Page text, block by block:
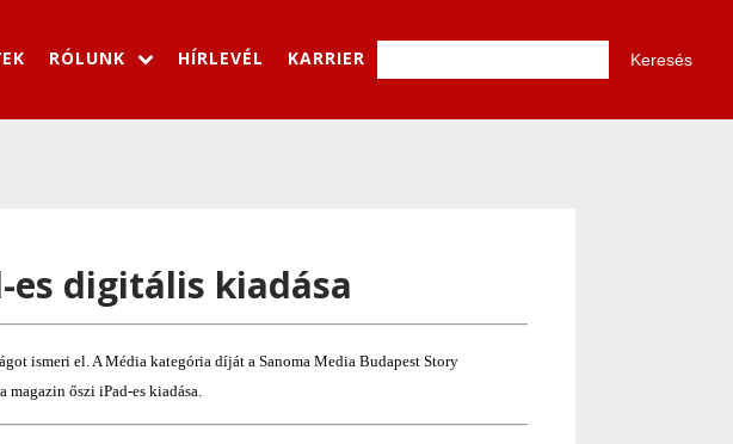
RÓLUNK HÍRLEVÉL KARRIER
digitális kiadása
ismeri el. A Média kategória díját a Sanoma Media Budapest Story
őszi iPad-es kiadása.